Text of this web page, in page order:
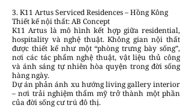
3. K11 Artus Serviced Residences – Hồng Kông
Thiết kế nội thất: AB Concept
K11 Artus là mô hình kết hợp giữa residential,
hospitality và nghệ thuật. Không gian nội thất
được thiết kế như một “phòng trưng bày sống”,
nơi các tác phẩm nghệ thuật, vật liệu thủ công
và ánh sáng tự nhiên hòa quyện trong đời sống
hàng ngày.
Dự án phản ánh xu hướng living gallery interior
– nơi trải nghiệm thẩm mỹ trở thành một phần
của đời sống cư trú đô thị.